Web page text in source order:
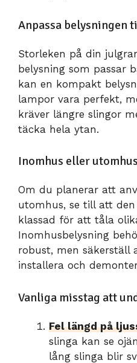
Anpassa belysningen
Storleken på din
belysning som passar
kan en kompakt
lampor vara perfekt,
kräver längre slingor
täcka hela ytan.
Inomhus eller
Om du planerar att
utomhus, se till att
klassad för att tåla
Inomhusbelysning
robust, men säkerställ
installera och
Vanliga misstag att
Fel längd på
slinga kan se
lång slinga blir